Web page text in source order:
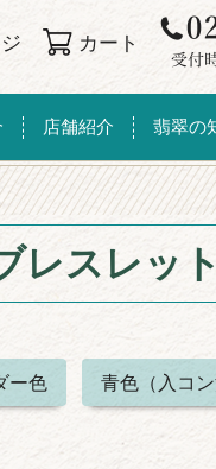
カート
店舗紹介 翡翠の
レスレッ
ー色 青色（入コ